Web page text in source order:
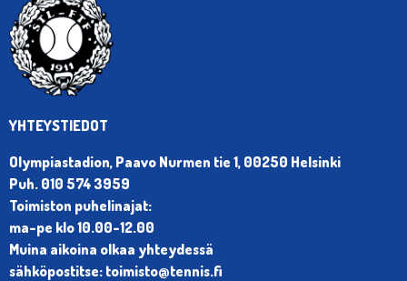
YHTEYSTIEDOT
Olympiastadion, Paavo Nurmen tie 1, 00250 Helsinki
Puh. 010 574 3959
Toimiston puhelinajat:
ma-pe klo 10.00-12.00
Muina aikoina olkaa yhteydessä
sähköpostitse: toimisto@tennis.fi